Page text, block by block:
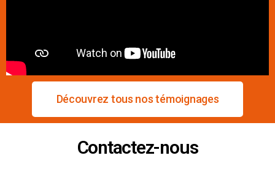
Découvrez tous nos témoignages
Contactez-nous